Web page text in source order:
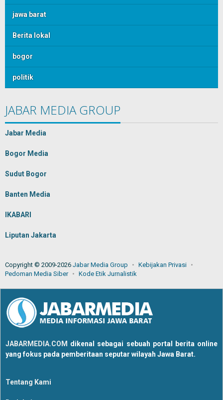
jawa barat
Berita lokal
bogor
politik
JABAR MEDIA GROUP
Jabar Media
Bogor Media
Sudut Bogor
Banten Media
IKABARI
Liputan Jakarta
Copyright © 2009-2026 Jabar Media Group
Kebijakan Privasi
Pedoman Media Siber
Kode Etik Jurnalistik
JABARMEDIA.COM dikenal sebagai sebuah portal berita online
yang fokus pada pemberitaan seputar wilayah Jawa Barat.
Tentang Kami